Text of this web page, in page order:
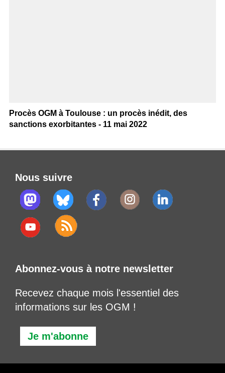
Procès OGM à Toulouse : un procès inédit, des
sanctions exorbitantes - 11 mai 2022
Nous suivre
Abonnez-vous à notre newsletter
Recevez chaque mois l'essentiel des
informations sur les OGM !
Je m'abonne